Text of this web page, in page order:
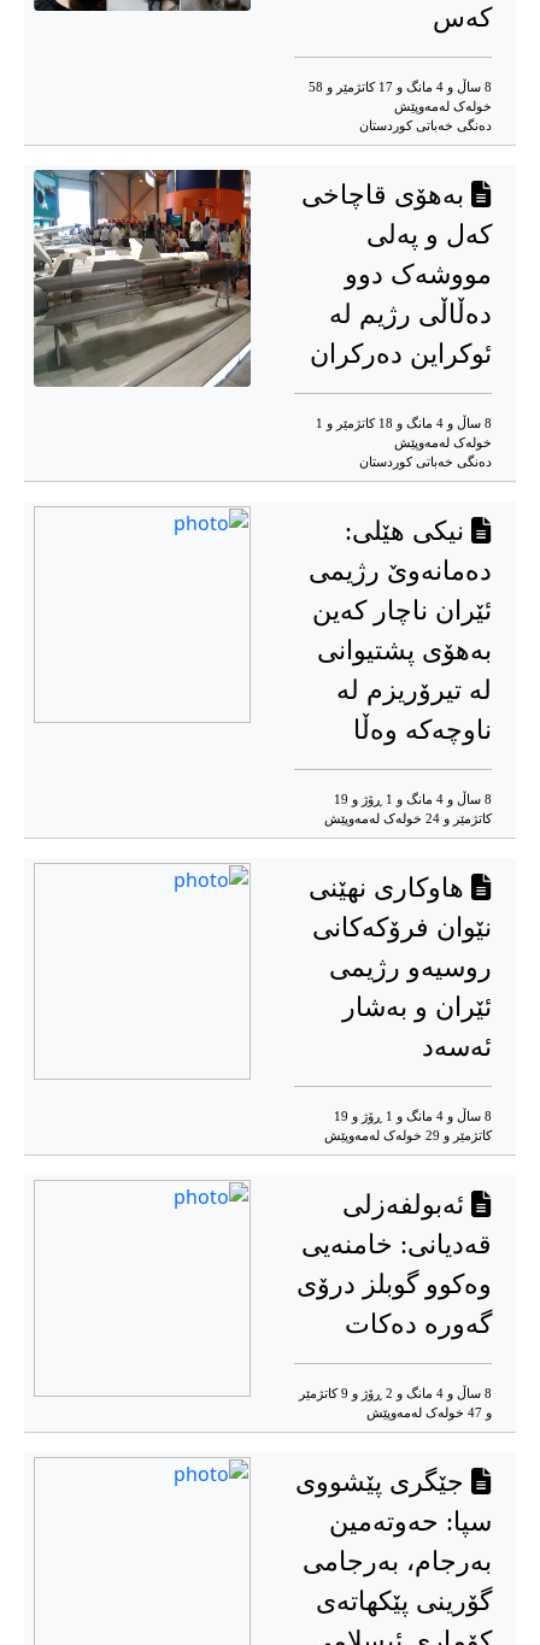
کەس
8 ساڵ و 4 مانگ و 17 کاتژمێر و 58
خوله‌ک له‌مه‌وپێش‌
دەنگی خەباتی کوردستان
بەهۆی قاچاخی
کەل و پەلی
مووشەک دوو
دەڵاڵی رژیم لە
ئوکراین دەرکران
8 ساڵ و 4 مانگ و 18 کاتژمێر و 1
خوله‌ک له‌مه‌وپێش‌
دەنگی خەباتی کوردستان
نیکی هێلی:
دەمانەوێ رژیمی
ئێران ناچار کەین
بەهۆی پشتیوانی
لە تیرۆریزم لە
ناوچەکە وەڵا
8 ساڵ و 4 مانگ و 1 ڕۆژ و 19
کاتژمێر و 24 خوله‌ک له‌مه‌وپێش‌
هاوکاری نهێنی
نێوان فرۆکەکانی
روسیەو رژیمی
ئێران و بەشار
ئەسەد
8 ساڵ و 4 مانگ و 1 ڕۆژ و 19
کاتژمێر و 29 خوله‌ک له‌مه‌وپێش‌
ئەبولفەزلی
قەدیانی: خامنەیی
وەکوو گوبلز درۆی
گەورە دەکات
8 ساڵ و 4 مانگ و 2 ڕۆژ و 9 کاتژمێر
و 47 خوله‌ک له‌مه‌وپێش‌
جێگری پێشووی
سپا: حەوتەمین
بەرجام، بەرجامی
گۆرینی پێکهاتەی